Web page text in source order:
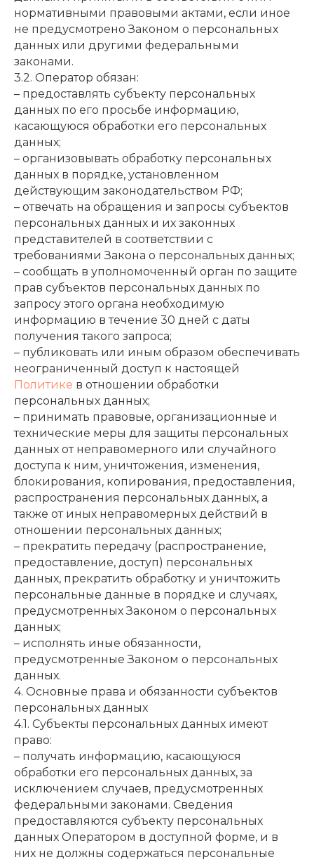
нормативными правовыми актами, если иное
не предусмотрено Законом о персональных
данных или другими федеральными
законами.
3.2. Оператор обязан:
– предоставлять субъекту персональных
данных по его просьбе информацию,
касающуюся обработки его персональных
данных;
– организовывать обработку персональных
данных в порядке, установленном
действующим законодательством РФ;
– отвечать на обращения и запросы субъектов
персональных данных и их законных
представителей в соответствии с
требованиями Закона о персональных данных;
– сообщать в уполномоченный орган по защите
прав субъектов персональных данных по
запросу этого органа необходимую
информацию в течение 30 дней с даты
получения такого запроса;
– публиковать или иным образом обеспечивать
неограниченный доступ к настоящей
Политике в отношении обработки
персональных данных;
– принимать правовые, организационные и
технические меры для защиты персональных
данных от неправомерного или случайного
доступа к ним, уничтожения, изменения,
блокирования, копирования, предоставления,
распространения персональных данных, а
также от иных неправомерных действий в
отношении персональных данных;
– прекратить передачу (распространение,
предоставление, доступ) персональных
данных, прекратить обработку и уничтожить
персональные данные в порядке и случаях,
предусмотренных Законом о персональных
данных;
– исполнять иные обязанности,
предусмотренные Законом о персональных
данных.
4. Основные права и обязанности субъектов
персональных данных
4.1. Субъекты персональных данных имеют
право:
– получать информацию, касающуюся
обработки его персональных данных, за
исключением случаев, предусмотренных
федеральными законами. Сведения
предоставляются субъекту персональных
данных Оператором в доступной форме, и в
них не должны содержаться персональные